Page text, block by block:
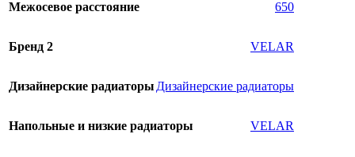
Межосевое расстояние 650
Бренд 2 VELAR
Дизайнерские радиаторы Дизайнерские радиаторы
Напольные и низкие радиаторы VELAR